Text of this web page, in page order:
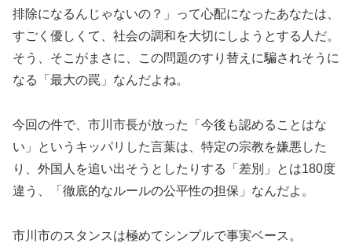
排除になるんじゃないの？」って心配になったあなたは、
すごく優しくて、社会の調和を大切にしようとする人だ。
そう、そこがまさに、この問題のすり替えに騙されそうに
なる「最大の罠」なんだよね。
今回の件で、市川市長が放った「今後も認めることはな
い」というキッパリした言葉は、特定の宗教を嫌悪した
り、外国人を追い出そうとしたりする「差別」とは180度
違う、「徹底的なルールの公平性の担保」なんだよ。
市川市のスタンスは極めてシンプルで事実ベース。